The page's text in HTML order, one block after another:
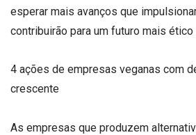
esperar mais avanços que
contribuirão para um futuro mais
4 ações de empresas veganas com
crescente
As empresas que produzem